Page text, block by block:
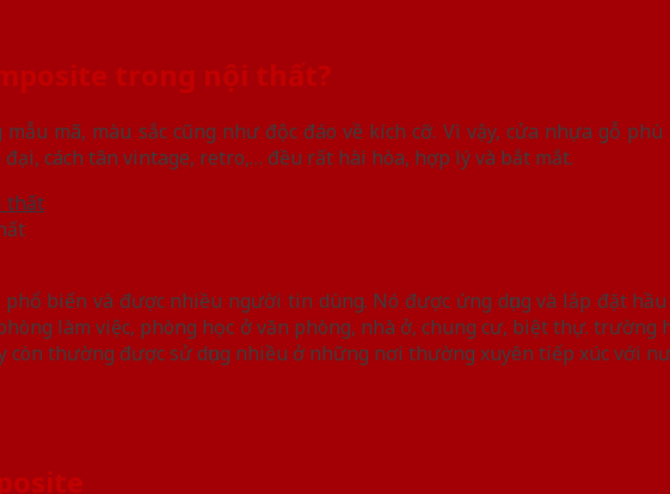
trong nội thất?
mã, màu sắc cũng như độc đáo về kích cỡ. Vì vậy, cửa nhựa gỗ
cách tân vintage, retro,… đều rất hài hòa, hợp lý và bắt mắt.
biến và được nhiều người tin dùng. Nó được ứng dụng và lắp đặt
làm việc, phòng học ở văn phòng, nhà ở, chung cư, biệt thự. trường
còn thường được sử dụng nhiều ở những nơi thường xuyên tiếp xúc với